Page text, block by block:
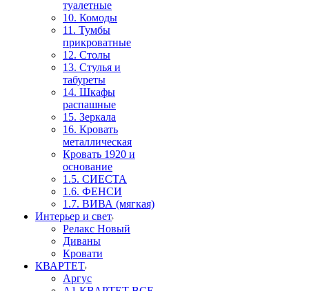
туалетные
10. Комоды
11. Тумбы
прикроватные
12. Столы
13. Стулья и
табуреты
14. Шкафы
распашные
15. Зеркала
16. Кровать
металлическая
Кровать 1920 и
основание
1.5. СИЕСТА
1.6. ФЕНСИ
1.7. ВИВА (мягкая)
Интерьер и свет
Релакс Новый
Диваны
Кровати
КВАРТЕТ
Аргус